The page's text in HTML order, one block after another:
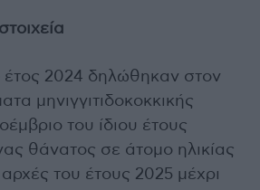
έτος 2024 δηλώθηκαν στον
μηνιγγιτιδοκοκκικής
του ίδιου έτους
θάνατος σε άτομο ηλικίας
του έτους 2025 μέχρι